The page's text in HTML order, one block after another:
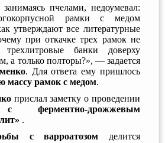
пчелами, недоумевал:
рамки с медом
утверждают все литературные
при откачке трех рамок не
банки доверху
а только полторы?», — задается
. Для ответа ему пришлось
массу рамок с медом.
прислал заметку о проведении
с ферментно-дрожжевым
.
с варроатозом делится